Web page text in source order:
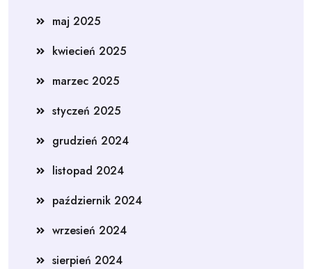
maj 2025
kwiecień 2025
marzec 2025
styczeń 2025
grudzień 2024
listopad 2024
październik 2024
wrzesień 2024
sierpień 2024